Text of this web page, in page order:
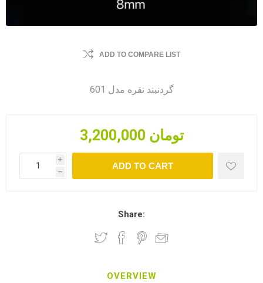
ADD TO COMPARE LIST
گردنبند نقره مدل 601
3,200,000 تومان
i
h
ADD TO CART
Share:
OVERVIEW